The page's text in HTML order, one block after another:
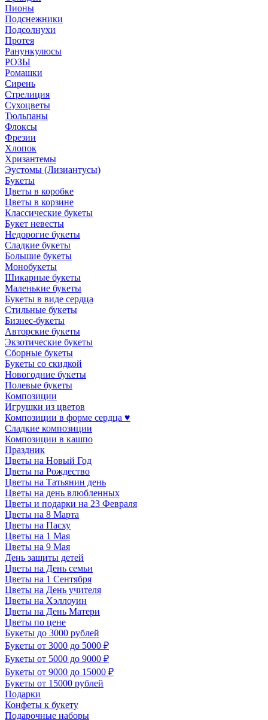
Пионы
Подснежники
Подсолнухи
Протея
Ранункулюсы
РОЗЫ
Ромашки
Сирень
Стрелиция
Сухоцветы
Тюльпаны
Флоксы
Фрезии
Хлопок
Хризантемы
Эустомы (Лизиантусы)
Букеты
Цветы в коробке
Цветы в корзине
Классические букеты
Букет невесты
Недорогие букеты
Сладкие букеты
Большие букеты
Монобукеты
Шикарные букеты
Маленькие букеты
Букеты в виде сердца
Стильные букеты
Бизнес-букеты
Авторские букеты
Экзотические букеты
Сборные букеты
Букеты со скидкой
Новогодние букеты
Полевые букеты
Композиции
Игрушки из цветов
Композиции в форме сердца ♥
Сладкие композиции
Композиции в кашпо
Праздник
Цветы на Новый Год
Цветы на Рождество
Цветы на Татьянин день
Цветы на день влюбленных
Цветы и подарки на 23 Февраля
Цветы на 8 Марта
Цветы на Пасху
Цветы на 1 Мая
Цветы на 9 Мая
День защиты детей
Цветы на День семьи
Цветы на 1 Сентября
Цветы на День учителя
Цветы на Хэллоуин
Цветы на День Матери
Цветы по цене
Букеты до 3000 рублей
Букеты от 3000 до 5000 ₽
Букеты от 5000 до 9000 ₽
Букеты от 9000 до 15000 ₽
Букеты от 15000 рублей
Подарки
Конфеты к букету
Подарочные наборы